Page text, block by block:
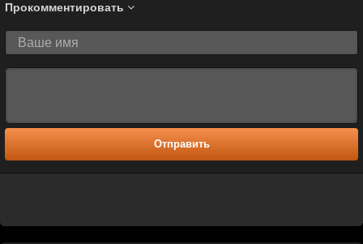
Прокомментировать
Отправить